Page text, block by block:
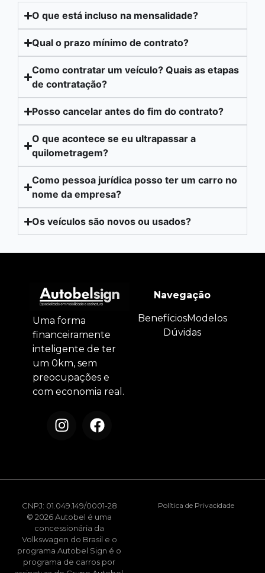
O que está incluso na mensalidade?
Qual o prazo mínimo de contrato?
Como contratar um veículo? Quais as etapas
de contratação?
Posso cancelar antes do fim do contrato?
O que acontece se eu ultrapassar a
quilometragem?
Como pessoa jurídica posso ter um carro no
nome da empresa?
Os veículos são novos ou usados?
Uma forma
financeiramente
inteligente de ter
um 0km, sem
preocupações e
com economia real.
Navegação
BenefíciosModelos
Dúvidas
CNPJ: 01.049.149/0001-28
© 2026 Autobel é uma
concessionária da
Volkswagen do Brasil e o
programa Autobel Sign é o
programa de carros por
Política de Privacidade